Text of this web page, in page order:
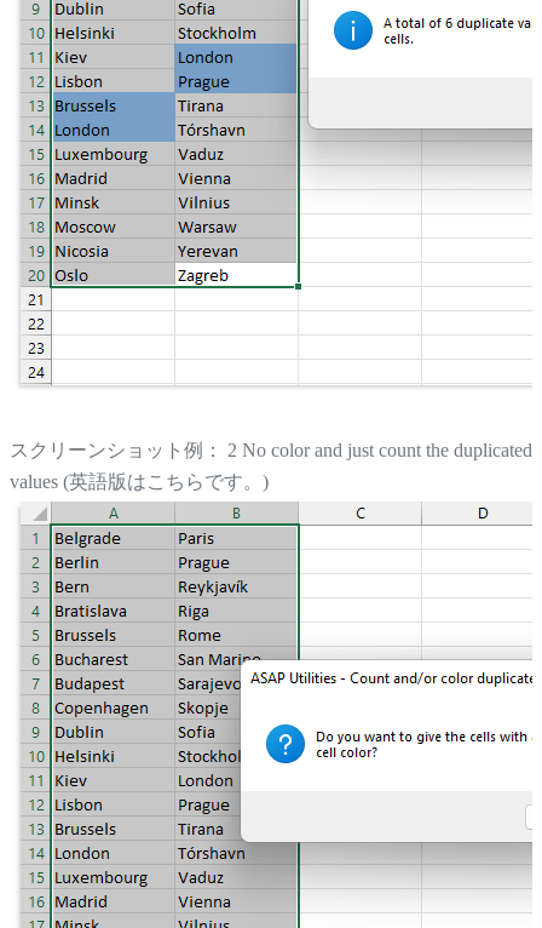
スクリーンショット例： 2 No color and just count the duplicated
values (英語版はこちらです。)